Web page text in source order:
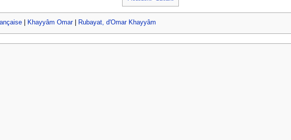
| Khayyâm Omar| Rubayat, d'Omar Khayyâm